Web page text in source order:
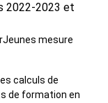
2022-2023 et
mesure
calculs de
de formation en